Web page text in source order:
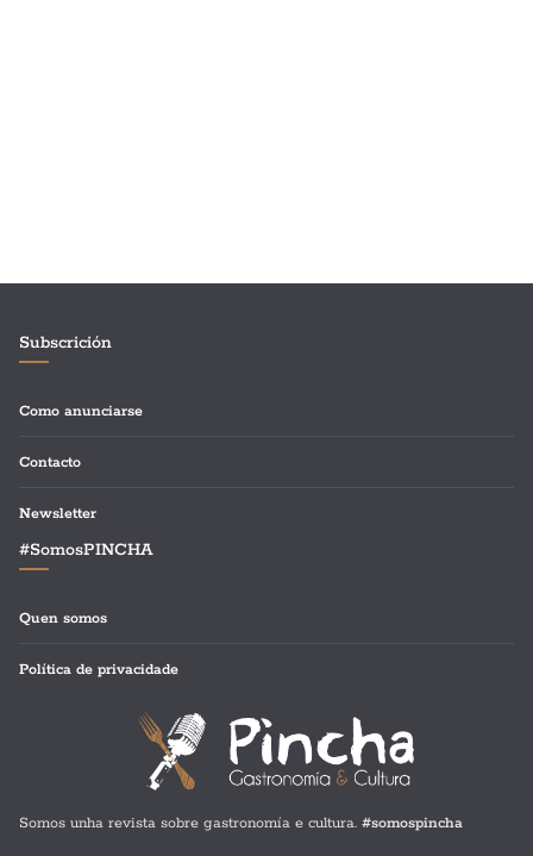
Subscrición
Como anunciarse
Contacto
Newsletter
#SomosPINCHA
Quen somos
Política de privacidade
Somos unha revista sobre gastronomía e cultura. #somospincha